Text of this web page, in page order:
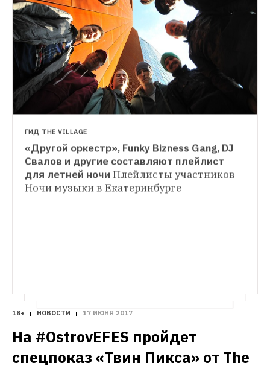
НОВОСТИ
«Почта России» выпустит открытки к
фестивалю Ural Music NightПри этом
Главпочтамт станет одной из площадок
фестиваля
СОБЫТИЯ НЕДЕЛИ
Лекция о пропаганде, Наадя с новой
программой и вечеринка «Знать» в
«Мизантропе» Куда сходить в
ГИД THE VILLAGE
«Другой оркестр», Funky Bizness Gang, DJ
Свалов и другие составляют плейлист
для летней ночи Плейлисты участников
Ночи музыки в Екатеринбурге
18+ НОВОСТИ 17 ИЮНЯ 2017
На #ОstrovEFES пройдет
спецпоказ «Твин Пикса» от The